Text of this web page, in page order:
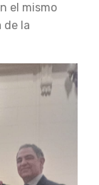
el mismo
de la